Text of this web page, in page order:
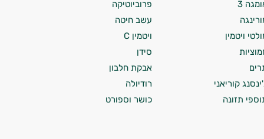
3
פרוביוטיקה
עשב חיטה
ויטמין
ויטמין C
סידן
אבקת חלבון
קוריאני
רודיולה
תזונה
כושר וספורט